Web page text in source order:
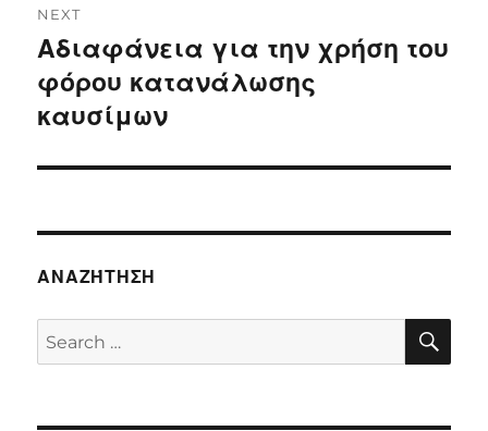
NEXT
Next
post:
Αδιαφάνεια για την χρήση του
φόρου κατανάλωσης
καυσίμων
ΑΝΑΖΉΤΗΣΗ
Search
for: